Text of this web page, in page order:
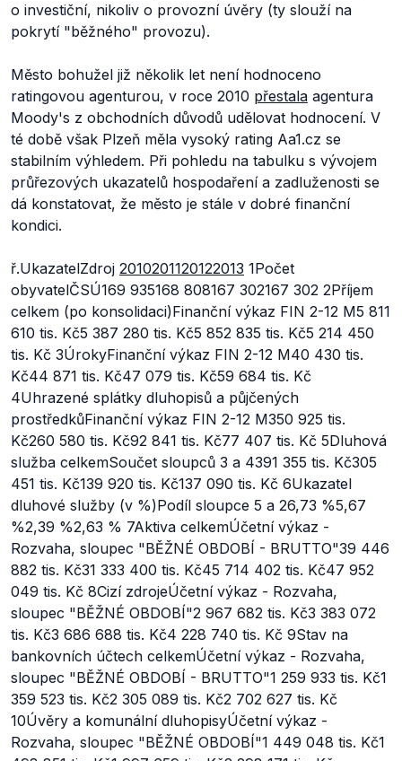
o investiční, nikoliv o provozní úvěry (ty slouží na
pokrytí "běžného" provozu).
Město bohužel již několik let není hodnoceno
ratingovou agenturou, v roce 2010 přestala agentura
Moody's z obchodních důvodů udělovat hodnocení. V
té době však Plzeň měla vysoký rating Aa1.cz se
stabilním výhledem. Při pohledu na tabulku s vývojem
průřezových ukazatelů hospodaření a zadluženosti se
dá konstatovat, že město je stále v dobré finanční
kondici.
ř.UkazatelZdroj 2010201120122013 1Počet
obyvatelČSÚ169 935168 808167 302167 302 2Příjem
celkem (po konsolidaci)Finanční výkaz FIN 2-12 M5 811
610 tis. Kč5 387 280 tis. Kč5 852 835 tis. Kč5 214 450
tis. Kč 3ÚrokyFinanční výkaz FIN 2-12 M40 430 tis.
Kč44 871 tis. Kč47 079 tis. Kč59 684 tis. Kč
4Uhrazené splátky dluhopisů a půjčených
prostředkůFinanční výkaz FIN 2-12 M350 925 tis.
Kč260 580 tis. Kč92 841 tis. Kč77 407 tis. Kč 5Dluhová
služba celkemSoučet sloupců 3 a 4391 355 tis. Kč305
451 tis. Kč139 920 tis. Kč137 090 tis. Kč 6Ukazatel
dluhové služby (v %)Podíl sloupce 5 a 26,73 %5,67
%2,39 %2,63 % 7Aktiva celkemÚčetní výkaz -
Rozvaha, sloupec "BĚŽNÉ OBDOBÍ - BRUTTO"39 446
882 tis. Kč31 333 400 tis. Kč45 714 402 tis. Kč47 952
049 tis. Kč 8Cizí zdrojeÚčetní výkaz - Rozvaha,
sloupec "BĚŽNÉ OBDOBÍ"2 967 682 tis. Kč3 383 072
tis. Kč3 686 688 tis. Kč4 228 740 tis. Kč 9Stav na
bankovních účtech celkemÚčetní výkaz - Rozvaha,
sloupec "BĚŽNÉ OBDOBÍ - BRUTTO"1 259 933 tis. Kč1
359 523 tis. Kč2 305 089 tis. Kč2 702 627 tis. Kč
10Úvěry a komunální dluhopisyÚčetní výkaz -
Rozvaha, sloupec "BĚŽNÉ OBDOBÍ"1 449 048 tis. Kč1